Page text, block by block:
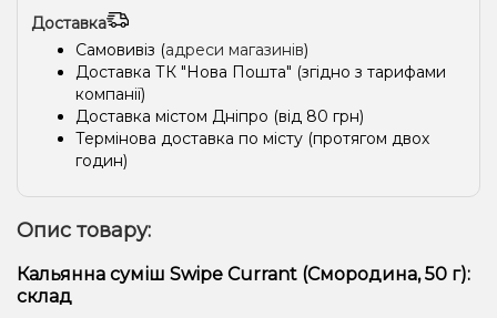
Доставка
Самовивіз (адреси магазинів)
Доставка ТК "Нова Пошта" (згідно з тарифами
компанії)
Доставка містом Дніпро (від 80 грн)
Термінова доставка по місту (протягом двох
годин)
Опис товару:
Кальянна суміш Swipe Currant (Смородина, 50 г):
склад